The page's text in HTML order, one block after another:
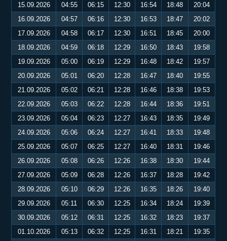
15.09.2026
04:55 06:15 12:30 16:54 18:48
20:04
16.09.2026
04:57 06:16 12:30 16:53 18:47
20:02
17.09.2026
04:58 06:17 12:30 16:51 18:45
20:00
18.09.2026
04:59 06:18 12:29 16:50 18:43
19:58
19.09.2026
05:00 06:19 12:29 16:48 18:42
19:57
20.09.2026
05:01 06:20 12:28 16:47 18:40
19:55
21.09.2026
05:02 06:21 12:28 16:46 18:38
19:53
22.09.2026
05:03 06:22 12:28 16:44 18:36
19:51
23.09.2026
05:04 06:23 12:27 16:43 18:35
19:49
24.09.2026
05:06 06:24 12:27 16:41 18:33
19:48
25.09.2026
05:07 06:25 12:27 16:40 18:31
19:46
26.09.2026
05:08 06:26 12:26 16:38 18:30
19:44
27.09.2026
05:09 06:28 12:26 16:37 18:28
19:42
28.09.2026
05:10 06:29 12:26 16:35 18:26
19:40
29.09.2026
05:11 06:30 12:25 16:34 18:24
19:39
30.09.2026
05:12 06:31 12:25 16:32 18:23
19:37
01.10.2026
05:13 06:32 12:25 16:31 18:21
19:35